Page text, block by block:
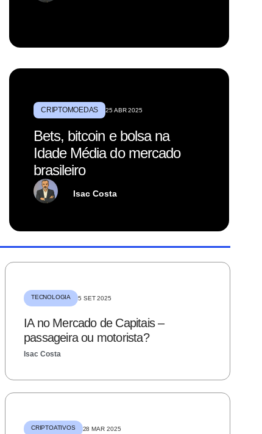
CRIPTOMOEDAS 25 ABR 2025
Bets, bitcoin e bolsa na
Idade Média do mercado
brasileiro
Isac Costa
TECNOLOGIA 5 SET 2025
IA no Mercado de Capitais –
passageira ou motorista?
Isac Costa
CRIPTOATIVOS 28 MAR 2025